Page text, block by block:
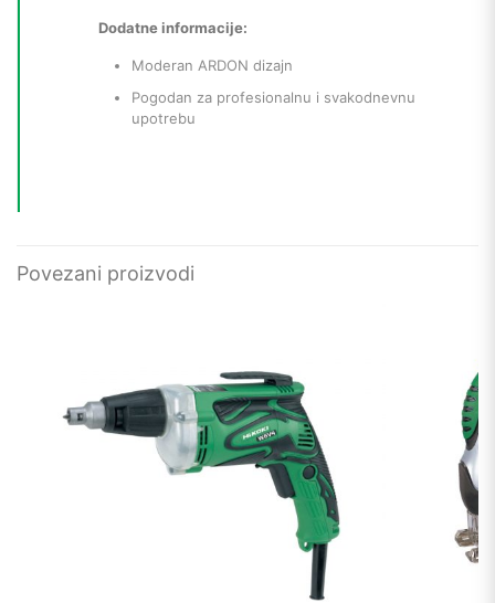
Dodatne informacije:
Moderan ARDON dizajn
Pogodan za profesionalnu i svakodnevnu
upotrebu
Povezani proizvodi